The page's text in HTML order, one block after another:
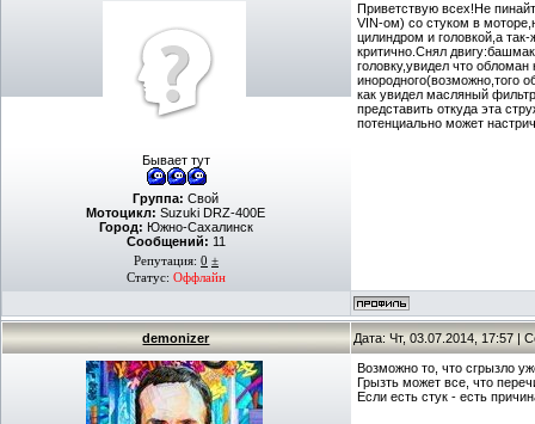
Бывает тут
Группа: Свой
Мотоцикл: Suzuki DRZ-400E
Город: Южно-Сахалинск
Сообщений: 11
Репутация: 0 ±
Статус: Оффлайн
Приветствую всех!Не
VIN-ом) со стуком в
цилиндром и головкой,а
критично.Снял
головку,увидел что
инородного(возможно,того
как увидел масляный
представить откуда эта
потенциально может
demonizer Дата: Чт, 03.07.2014, 17:57 |
Возможно то, что сгрызло
Грызть может все, что
Если есть стук - есть